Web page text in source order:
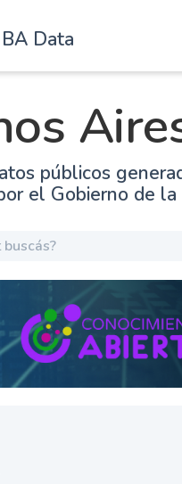
BA Data
públicos
el Gobierno de la